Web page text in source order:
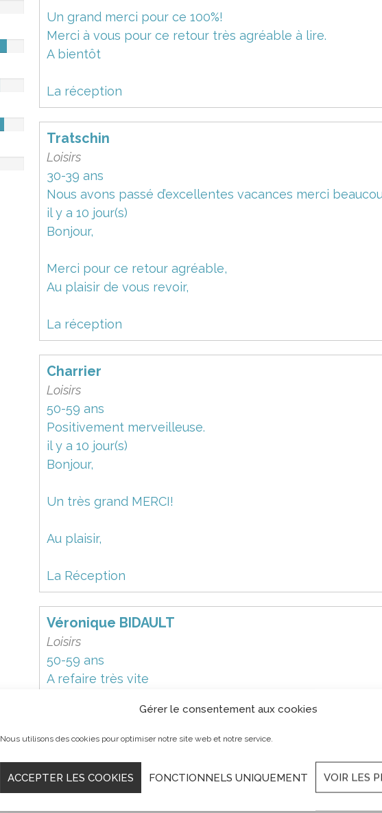
Gérer le consentement aux cookies
Nous utilisons des cookies pour optimiser notre site web et notre service.
ACCEPTER LES COOKIES FONCTIONNELS UNIQUEMENT VOIR LES
Un grand merci pour ce 100%!
Merci à vous pour ce retour très agréable à lire.
A bientôt
La réception
Tratschin
Loisirs
30-39 ans
Nous avons passé d’excellentes vacances merci
il y a 10 jour(s)
Bonjour,
Merci pour ce retour agréable,
Au plaisir de vous revoir,
La réception
Charrier
Loisirs
50-59 ans
Positivement merveilleuse.
il y a 10 jour(s)
Bonjour,
Un très grand MERCI!
Au plaisir,
La Réception
Véronique BIDAULT
Loisirs
50-59 ans
A refaire très vite
La réception